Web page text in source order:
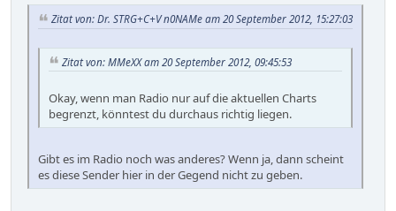
Zitat von: Dr. STRG+C+V n0NAMe am 20 September 2012, 15:27:03
Zitat von: MMeXX am 20 September 2012, 09:45:53
Okay, wenn man Radio nur auf die aktuellen Charts
begrenzt, könntest du durchaus richtig liegen.
Gibt es im Radio noch was anderes? Wenn ja, dann scheint
es diese Sender hier in der Gegend nicht zu geben.